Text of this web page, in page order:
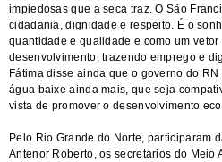
impiedosas que a seca traz. O São
cidadania, dignidade e respeito. É o
quantidade e qualidade e como um
desenvolvimento, trazendo emprego e
Fátima disse ainda que o governo do
água baixe ainda mais, que seja
vista de promover o desenvolvimento
Pelo Rio Grande do Norte, participaram
Antenor Roberto, os secretários do Meio